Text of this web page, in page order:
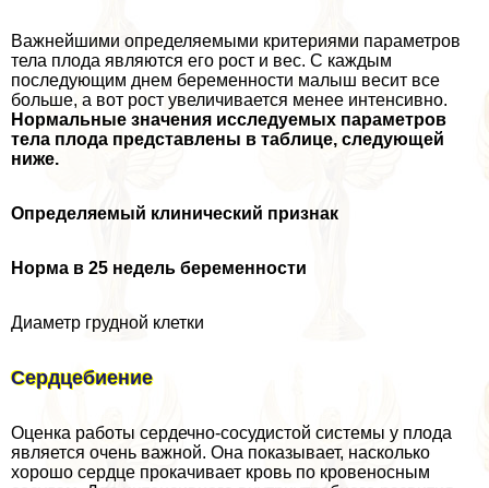
Важнейшими определяемыми критериями параметров
тела плода являются его рост и вес. С каждым
последующим днем беременности малыш весит все
больше, а вот рост увеличивается менее интенсивно.
Нормальные значения исследуемых параметров
тела плода представлены в таблице, следующей
ниже.
Определяемый клинический признак
Норма в 25 недель беременности
Диаметр грудной клетки
Сердцебиение
Оценка работы сердечно-сосудистой системы у плода
является очень важной. Она показывает, насколько
хорошо сердце прокачивает кровь по кровеносным